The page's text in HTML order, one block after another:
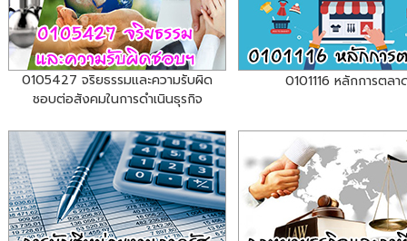
0105427 จริยธรรมและความรับผิด
ชอบต่อสังคมในการดำเนินธุรกิจ
0101116 หลักการตลา